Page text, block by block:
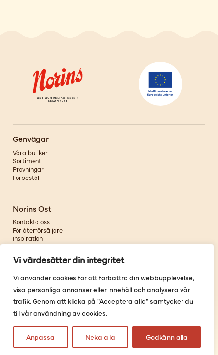
Vi värdesätter din integritet
Vi använder cookies för att förbättra din webbupplevelse,
visa personliga annonser eller innehåll och analysera vår
trafik. Genom att klicka på "Acceptera alla" samtycker du
till vår användning av cookies.
Anpassa Neka alla Godkänn alla
Genvägar
Våra butiker
Sortiment
Provningar
Förbeställ
Norins Ost
Kontakta oss
För återförsäljare
Inspiration
Om oss
Följ oss
Facebook
Instagram
Pinterest
Youtube